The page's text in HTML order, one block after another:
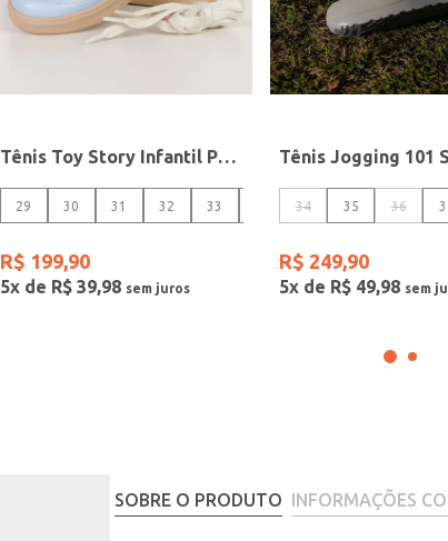
Tênis Toy Story Infantil Para Menina - OFF WHITE/AZUL CLARO
29 30 31 32 33 35
R$ 199,90
5x de R$ 39,98
34 35 36
R$ 249,90
5x de R$ 49,98
SOBRE O PRODUTO INFORMAÇÕES